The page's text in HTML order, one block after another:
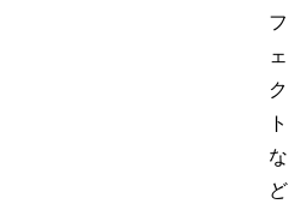
フ
ェ
ク
ト
な
ど